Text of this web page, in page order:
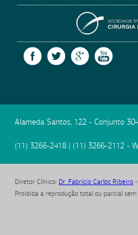
FACEBOOKTWITTERGOOGLE +
Alameda Santos, 122 - Conjunto
(11) 3266-2418 | (11) 3266-2112 -
Diretor Clínico: Dr. Fabrício Carlos Ribeiro
Proibida a reprodução total ou parcial